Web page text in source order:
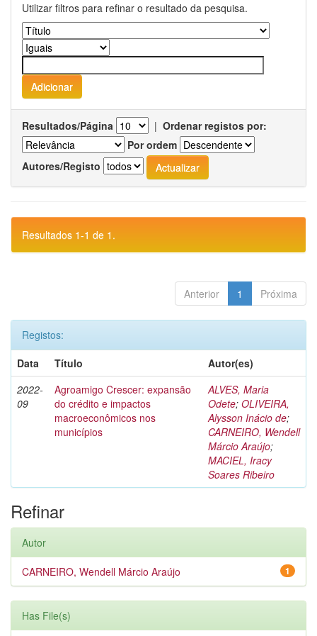
Utilizar filtros para refinar o resultado da pesquisa.
Resultados/Página | Ordenar registos por:
Por ordem
Autores/Registo
Resultados 1-1 de 1.
Anterior 1 Próxima
Registos:
Data
Título
Autor(es)
2022-
09
Agroamigo Crescer: expansão
do crédito e impactos
macroeconômicos nos
municípios
ALVES, Maria
Odete; OLIVEIRA,
Alysson Inácio de;
CARNEIRO, Wendell
Márcio Araújo;
MACIEL, Iracy
Soares Ribeiro
Refinar
Autor
1
CARNEIRO, Wendell Márcio Araújo
Has File(s)